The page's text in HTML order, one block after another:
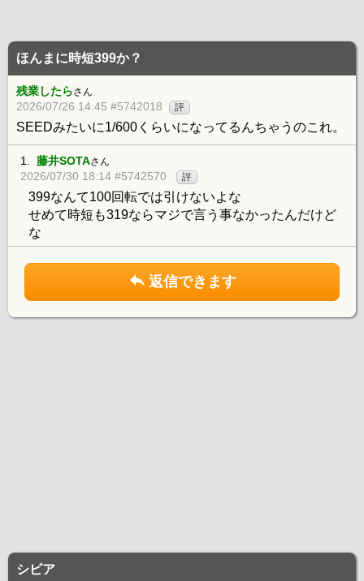
ほんまに時短399か？
残業したらさん
2026/07/26 14:45 #5742018 評
SEEDみたいに1/600くらいになってるんちゃうのこれ。
1. 藤井SOTAさん
2026/07/30 18:14 #5742570 評
399なんて100回転では引けないよな
せめて時短も319ならマジで言う事なかったんだけど
な
返信できます
シビア